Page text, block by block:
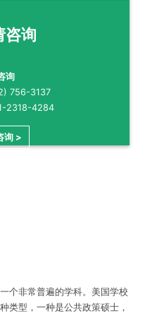
咨询
询
756-3137
2318-4284
询 >
个非常普遍的学科。美国学校
类型，一种是公共政策硕士，